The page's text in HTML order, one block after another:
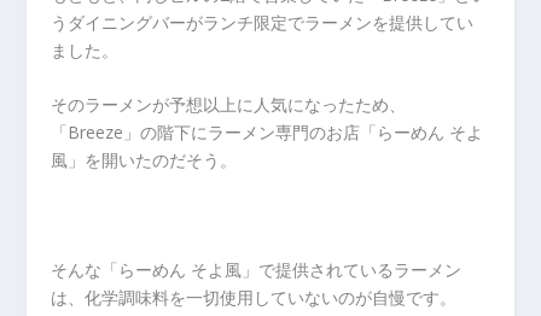
うダイニングバーがランチ限定でラーメンを提供してい
ました。
そのラーメンが予想以上に人気になったため、
「Breeze」の階下にラーメン専門のお店「らーめん そよ
風」を開いたのだそう。
そんな「らーめん そよ風」で提供されているラーメン
は、化学調味料を一切使用していないのが自慢です。